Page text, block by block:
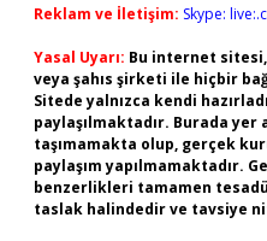
Reklam ve İletişim: Skype:
Yasal Uyarı: Bu internet
veya şahıs şirketi ile hiçbir
Sitede yalnızca kendi
paylaşılmaktadır. Burada
taşımamakta olup, gerçek
paylaşım yapılmamaktadır.
benzerlikleri tamamen
taslak halindedir ve tavsiye